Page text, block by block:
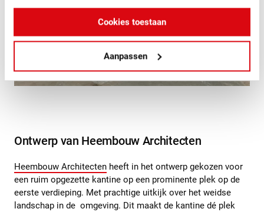
Cookies toestaan
Aanpassen
Ontwerp van Heembouw Architecten
Heembouw Architecten heeft in het ontwerp gekozen voor
een ruim opgezette kantine op een prominente plek op de
eerste verdieping. Met prachtige uitkijk over het weidse
landschap in de omgeving. Dit maakt de kantine dé plek